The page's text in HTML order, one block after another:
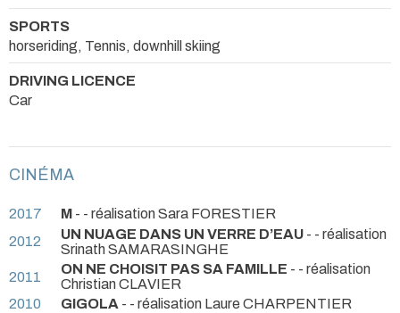
SPORTS
horseriding, Tennis, downhill skiing
DRIVING LICENCE
Car
CINÉMA
2017 M - - réalisation Sara FORESTIER
2012
UN NUAGE DANS UN VERRE D’EAU - - réalisation
Srinath SAMARASINGHE
2011
ON NE CHOISIT PAS SA FAMILLE - - réalisation
Christian CLAVIER
2010
GIGOLA - - réalisation Laure CHARPENTIER